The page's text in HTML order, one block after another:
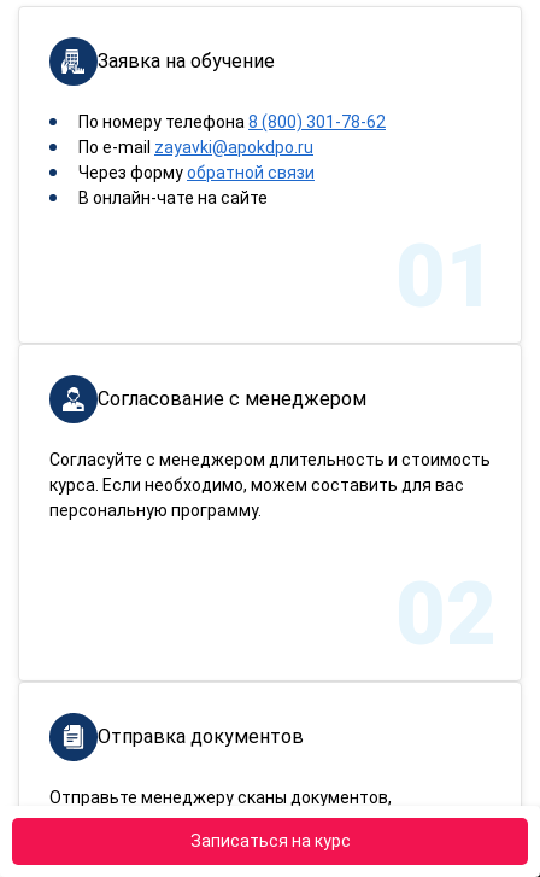
Записаться на курс
Заявка на обучение
По номеру телефона 8 (800) 301-78-62
По e-mail zayavki@apokdpo.ru
Через формуобратной связи
В онлайн-чате на сайте
01
Согласование с менеджером
Согласуйте с менеджером длительность и стоимость
курса. Если необходимо, можем составить для вас
персональную программу.
02
Отправка документов
Отправьте менеджеру сканы документов,
подтверждающих вашу личность и имеющееся